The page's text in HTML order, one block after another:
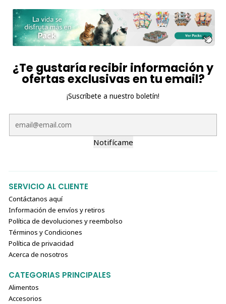
🐱 Ideal para
Gatos de todas las edades
Michis exigentes con el sabor
Premios cremosos y gourmet
Añadir variedad a la alimentación
¿Te gustaría recibir información y
ofertas exclusivas en tu email?
¡Suscríbete a nuestro boletín!
Notifícame
SERVICIO AL CLIENTE
Contáctanos aquí
Información de envíos y retiros
Política de devoluciones y reembolso
Términos y Condiciones
Política de privacidad
Acerca de nosotros
CATEGORIAS PRINCIPALES
Alimentos
Accesorios